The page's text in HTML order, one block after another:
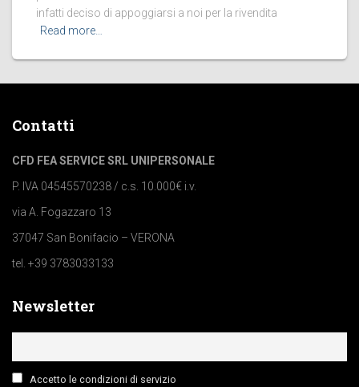
infatti deciso di appoggiarsi a noi per la rivendita
Read more…
Contatti
CFD FEA SERVICE SRL UNIPERSONALE
P. IVA 04545570238 / c.s. 10.000€ i.v.
via A. Fogazzaro 13
37047 San Bonifacio – VERONA
tel. +39 3783033133
Newsletter
Accetto le condizioni di servizio